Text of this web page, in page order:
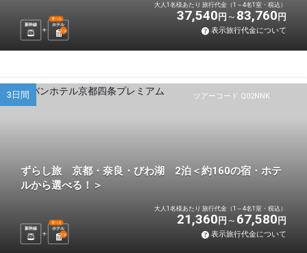
新幹線 ホテル
選べる
2泊
大人1名様あたり 旅行代金（1～4名1室・税込）
37,540 円 83,760 円
表示旅行代金について
ツアーコード Q02NNK
3日間
ずらし旅 京都・奈良・びわ湖 2泊＜約160の宿・ホテ
ルから選べる！＞
新幹線 ホテル
選べる
2泊
大人1名様あたり 旅行代金（1～4名1室・税込）
21,360 円 67,580 円
表示旅行代金について